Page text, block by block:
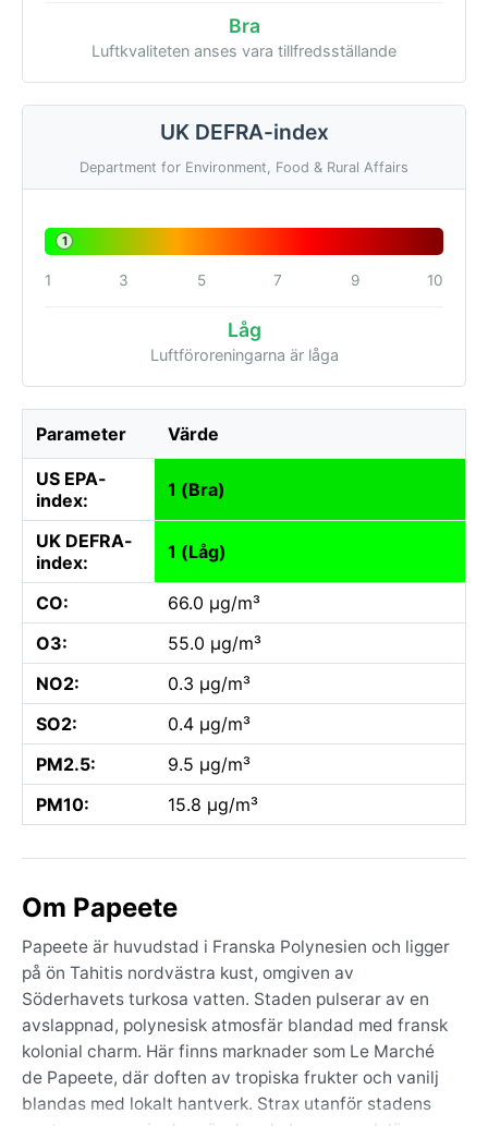
Bra
Luftkvaliteten anses vara tillfredsställande
UK DEFRA-index
Department for Environment, Food & Rural Affairs
1
1 3 5 7 9 10
Låg
Luftföroreningarna är låga
Parameter Värde
US EPA-
index:
1 (Bra)
UK DEFRA-
index:
1 (Låg)
CO:
66.0 µg/m³
O3:
55.0 µg/m³
NO2:
0.3 µg/m³
SO2:
0.4 µg/m³
PM2.5:
9.5 µg/m³
PM10:
15.8 µg/m³
Om Papeete
Papeete är huvudstad i Franska Polynesien och ligger
på ön Tahitis nordvästra kust, omgiven av
Söderhavets turkosa vatten. Staden pulserar av en
avslappnad, polynesisk atmosfär blandad med fransk
kolonial charm. Här finns marknader som Le Marché
de Papeete, där doften av tropiska frukter och vanilj
blandas med lokalt hantverk. Strax utanför stadens